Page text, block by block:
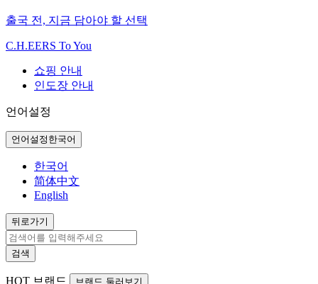
출국 전, 지금 담아야 할 선택
C.H.EERS To You
쇼핑 안내
인도장 안내
언어설정
언어설정 한국어
한국어
简体中文
English
뒤로가기
검색
HOT 브랜드 브랜드 둘러보기